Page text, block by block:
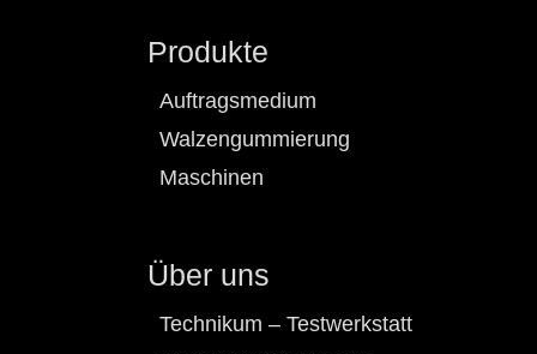
Produkte
Auftragsmedium
Walzengummierung
Maschinen
Über uns
Technikum – Testwerkstatt